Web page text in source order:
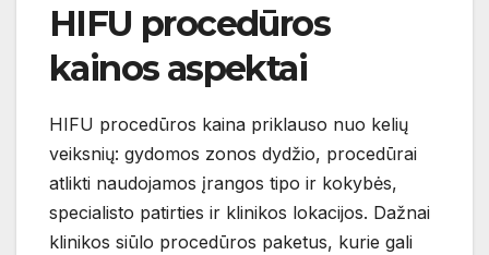
HIFU procedūros
kainos aspektai
HIFU procedūros kaina priklauso nuo kelių
veiksnių: gydomos zonos dydžio, procedūrai
atlikti naudojamos įrangos tipo ir kokybės,
specialisto patirties ir klinikos lokacijos. Dažnai
klinikos siūlo procedūros paketus, kurie gali